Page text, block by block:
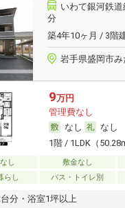
いわて銀河鉄
分
築4年10ヶ月 / 3階
岩手県盛岡市み
9万円
管理費なし
なし
なし
1階 / 1LDK（
し 敷金なし
らし
バス・トイレ別
分・浴室1坪以上